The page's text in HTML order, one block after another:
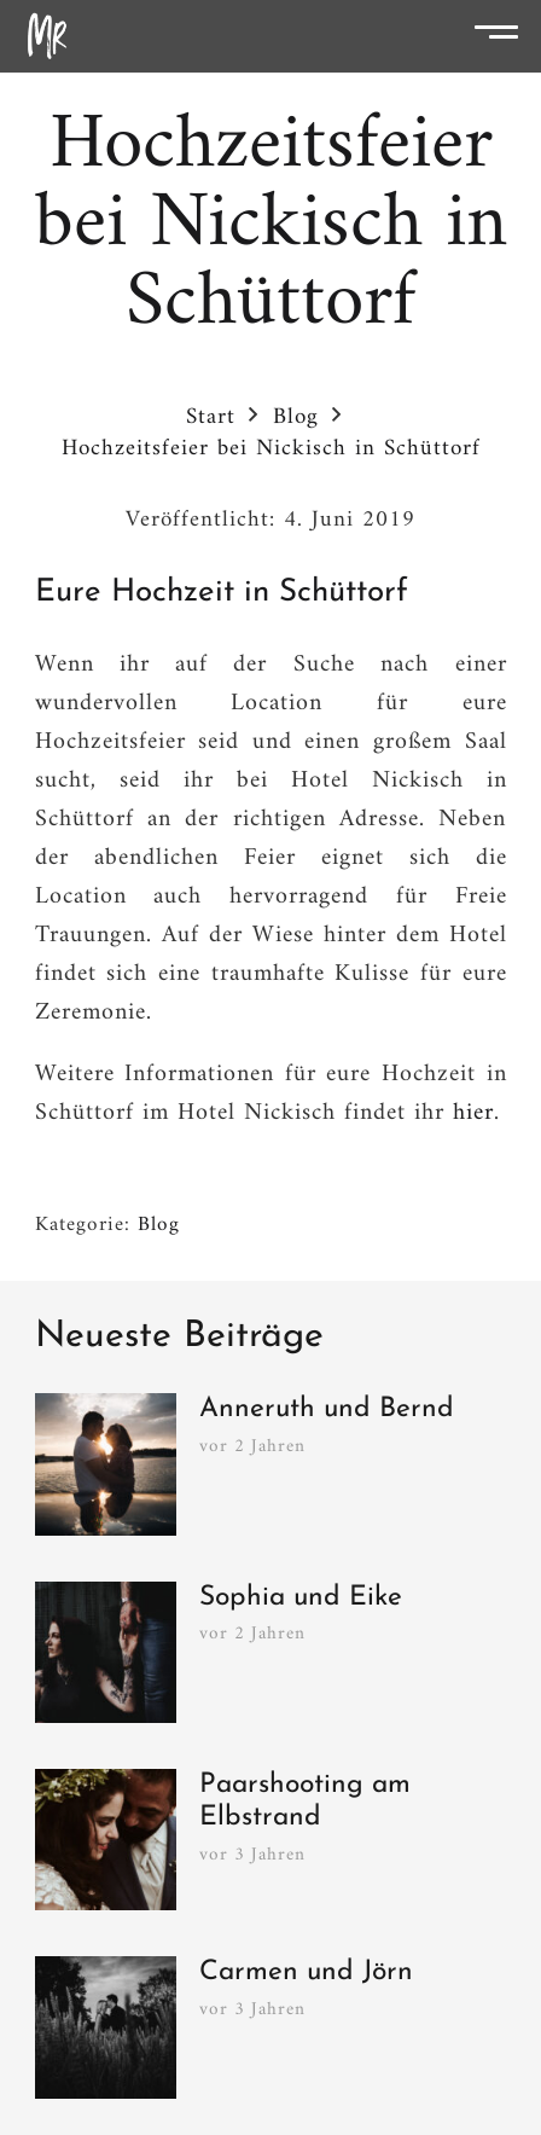
Hochzeitsfeier
bei Nickisch in
Schüttorf
Start Blog
Hochzeitsfeier bei Nickisch in Schüttorf
Veröffentlicht: 4. Juni 2019
Eure Hochzeit in Schüttorf
Wenn ihr auf der Suche nach einer
wundervollen Location für eure
Hochzeitsfeier seid und einen großem Saal
sucht, seid ihr bei Hotel Nickisch in
Schüttorf an der richtigen Adresse. Neben
der abendlichen Feier eignet sich die
Location auch hervorragend für Freie
Trauungen. Auf der Wiese hinter dem Hotel
findet sich eine traumhafte Kulisse für eure
Zeremonie.
Weitere Informationen für eure Hochzeit in
Schüttorf im Hotel Nickisch findet ihr hier.
Kategorie: Blog
Neueste Beiträge
Anneruth und Bernd
vor 2 Jahren
Sophia und Eike
vor 2 Jahren
Paarshooting am
Elbstrand
vor 3 Jahren
Carmen und Jörn
vor 3 Jahren